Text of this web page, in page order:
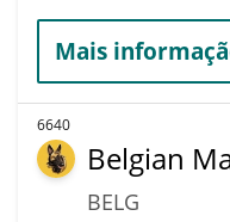
Mais
6640
Belgian
BELG